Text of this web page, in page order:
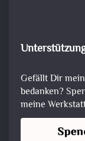
Gefällt Dir
bedanken?
meine